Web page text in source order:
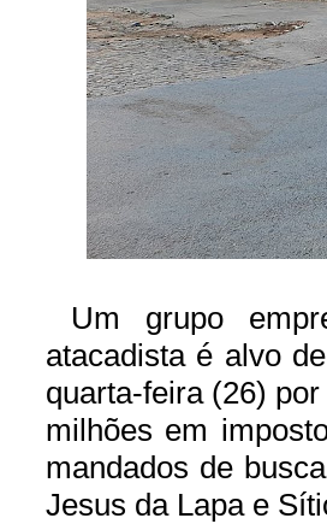
Um grupo
atacadista é alvo
quarta-feira (26)
milhões em
mandados de
Jesus da Lapa e